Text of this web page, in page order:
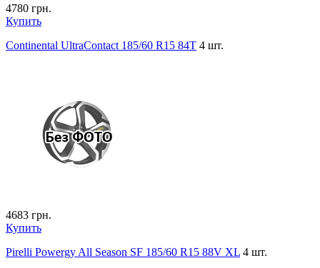
4780 грн.
Купить
Continental UltraContact 185/60 R15 84T 4 шт.
4683 грн.
Купить
Pirelli Powergy All Season SF 185/60 R15 88V XL 4 шт.